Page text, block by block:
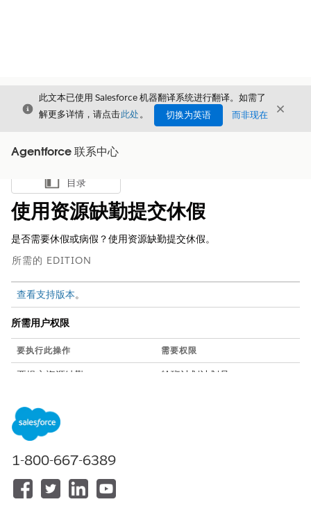
关闭
此文本已使用 Salesforce 机器翻译系统进行翻译。如需了
解更多详情，请点击此处。 切换为英语 而非现在 关闭
Agentforce 联系中心
显示目录
目录
使用资源缺勤提交休假
是否需要休假或病假？使用资源缺勤提交休假。
所需的 EDITION
查看支持版本。
所需用户权限
要执行此操作 需要权限
要提交资源缺勤：
轮班计划计划员
单击打开您的服务资源记录。
单击相关
。
向下滚动至“缺勤”，然后单击
1-800-667-6389